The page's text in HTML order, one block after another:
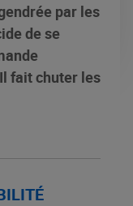
par les
de se
fait chuter les